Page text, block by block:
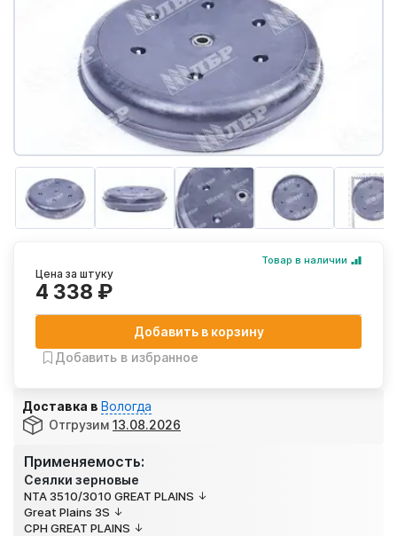
Применяемость:
Сеялки зерновые
NTA 3510/3010 GREAT PLAINS
Great Plains 3S
CPH GREAT PLAINS
Товар в наличии
Цена за штуку
4 338 ₽
Добавить в корзину
Добавить в избранное
Доставка в Вологда
Отгрузим 13.08.2026